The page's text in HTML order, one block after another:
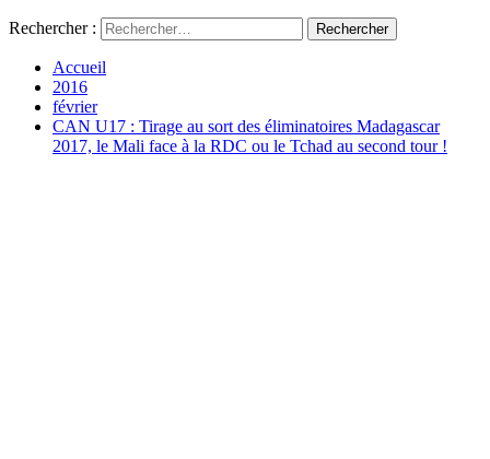
Rechercher :
Accueil
2016
février
CAN U17 : Tirage au sort des éliminatoires Madagascar
2017, le Mali face à la RDC ou le Tchad au second tour !